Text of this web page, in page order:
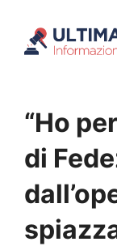
“Ho
di